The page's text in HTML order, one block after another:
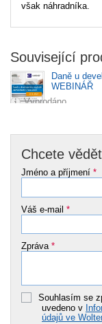
však náhradníka.
Související
Daně u
WEBINÁŘ
Vyprodáno
Chcete
Jméno a příjmení *
Váš e-mail *
Zpráva *
Souhlasím se
uvedeno v
údajů ve